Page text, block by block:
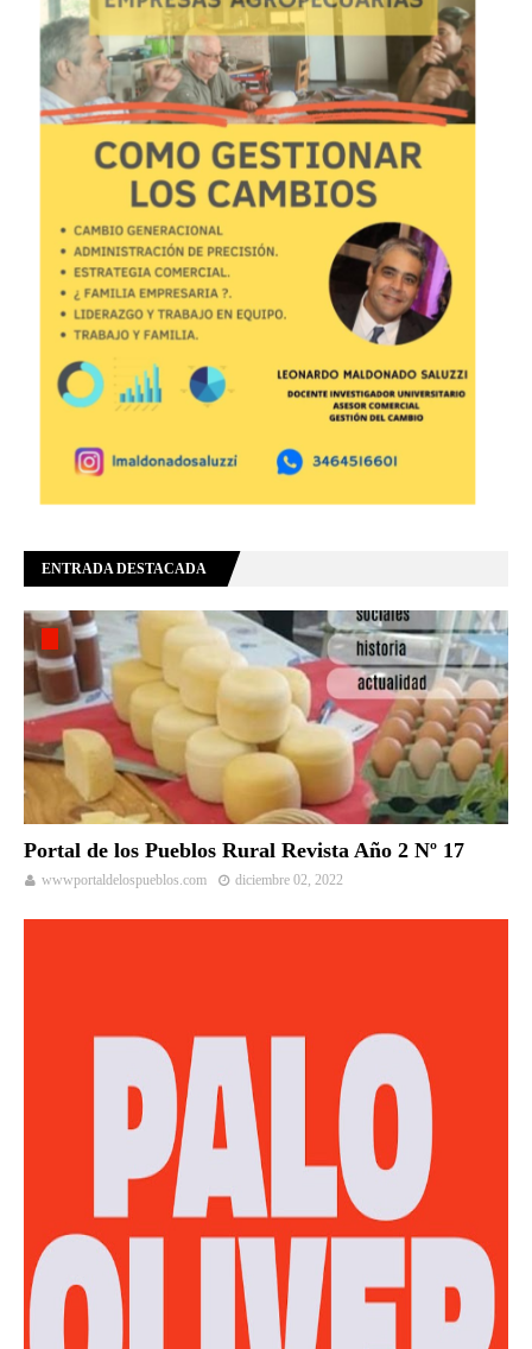
ENTRADA DESTACADA
Portal de los Pueblos Rural Revista Año 2 Nº 17
wwwportaldelospueblos.com diciembre 02, 2022